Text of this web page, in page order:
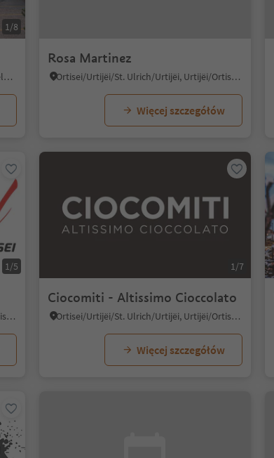
1/8
Selva/Sëlva/Wolkenstein/Sëlva, Sëlva/Selva di Val Gardena, Dolomites Region Val Gardena
Rosa Martinez
Ortisei/Urtijëi/St. Ulrich/Urtijëi, Urtijëi/Ortisei, Dolomites Region Val Gardena
Więcej szczegółów
1/5
Ortisei/Urtijëi/St. Ulrich/Urtijëi, Urtijëi/Ortisei, Dolomites Region Val Gardena
1/7
Ciocomiti - Altissimo Cioccolato
Ortisei/Urtijëi/St. Ulrich/Urtijëi, Urtijëi/Ortisei, Dolomites Region Val Gardena
Więcej szczegółów